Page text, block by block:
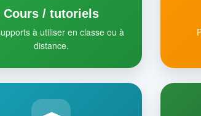
Cours / tutoriels
à utiliser en classe ou à
distance.